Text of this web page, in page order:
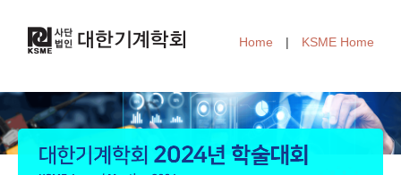
Home | KSME Home